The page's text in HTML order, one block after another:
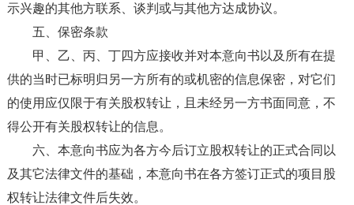
示兴趣的其他方联系、谈判或与其他方达成协议。
五、保密条款
甲、乙、丙、丁四方应接收并对本意向书以及所有在提
供的当时已标明归另一方所有的或机密的信息保密，对它们
的使用应仅限于有关股权转让，且未经另一方书面同意，不
得公开有关股权转让的信息。
六、本意向书应为各方今后订立股权转让的正式合同以
及其它法律文件的基础，本意向书在各方签订正式的项目股
权转让法律文件后失效。